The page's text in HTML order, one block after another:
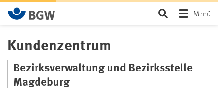
Zum Hauptinhalt springen SeiteMenü
Kundenzentrum
Bezirksverwaltung und Bezirksstelle
Magdeburg